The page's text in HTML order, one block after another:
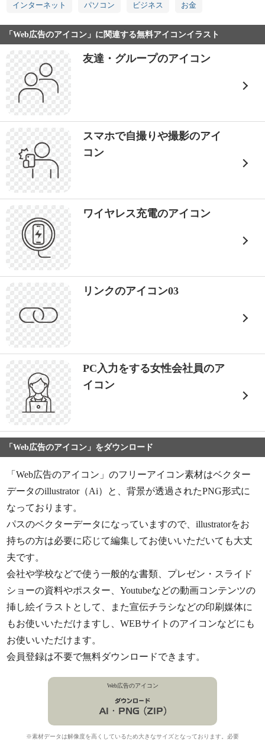
インターネット パソコン ビジネス お金
「Web広告のアイコン」に関連する無料アイコンイラスト
友達・グループのアイコン
スマホで自撮りや撮影のアイ
コン
ワイヤレス充電のアイコン
リンクのアイコン03
PC入力をする女性会社員のア
イコン
「Web広告のアイコン」をダウンロード
「Web広告のアイコン」のフリーアイコン素材はベクター
データのillustrator（Ai）と、背景が透過されたPNG形式に
なっております。
パスのベクターデータになっていますので、illustratorをお
持ちの方は必要に応じて編集してお使いいただいても大丈
夫です。
会社や学校などで使う一般的な書類、プレゼン・スライド
ショーの資料やポスター、Youtubeなどの動画コンテンツの
挿し絵イラストとして、また宣伝チラシなどの印刷媒体に
もお使いいただけますし、WEBサイトのアイコンなどにも
お使いいただけます。
会員登録は不要で無料ダウンロードできます。
Web広告のアイコン
※素材データは解像度を高くしているため大きなサイズとなっております。必要